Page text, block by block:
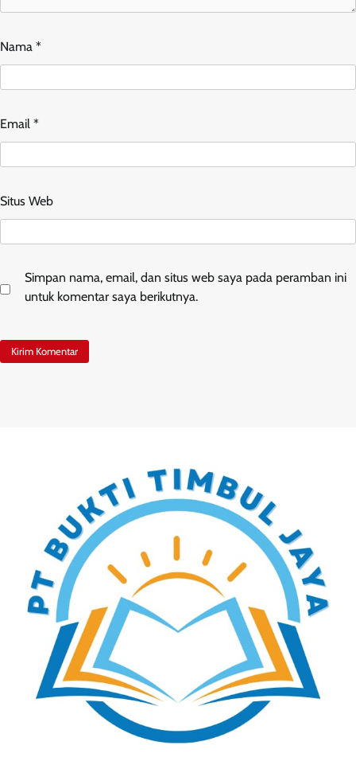
Nama *
Email *
Situs Web
Simpan nama, email, dan situs web saya pada peramban ini
untuk komentar saya berikutnya.